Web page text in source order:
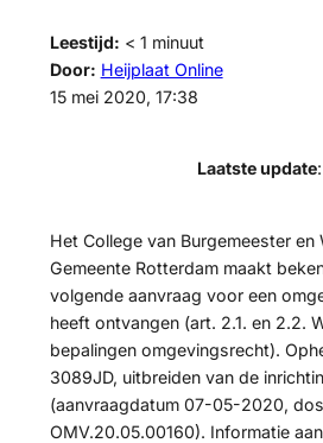
Leestijd: < 1 minuut
Door: Heijplaat Online
15 mei 2020, 17:38
Laatste update
Het College van Burgemeester en
Gemeente Rotterdam maakt
volgende aanvraag voor een
heeft ontvangen (art. 2.1. en 2.2.
bepalingen omgevingsrecht).
3089JD, uitbreiden van de
(aanvraagdatum 07-05-2020,
OMV.20.05.00160). Informatie